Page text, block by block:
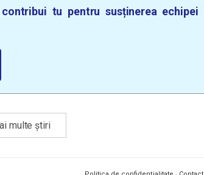
tu pentru susținerea echipei
multe știri